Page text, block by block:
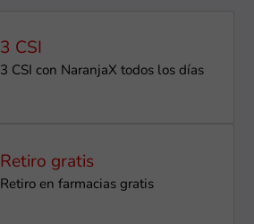
3 CSI
3 CSI con NaranjaX todos los días
Retiro gratis
Retiro en farmacias gratis